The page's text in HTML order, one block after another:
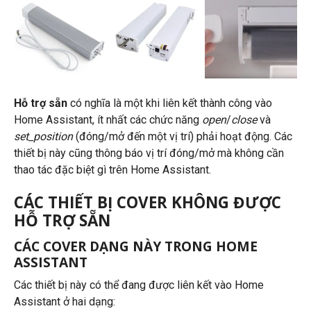
Hỗ trợ sẵncó nghĩa là một khi liên kết thành công vào
Home Assistant, ít nhất các chức năng open/closevà
set_position(đóng/mở đến một vị trí) phải hoạt động. Các
thiết bị này cũng thông báo vị trí đóng/mở mà không cần
thao tác đặc biệt gì trên Home Assistant.
CÁC THIẾT BỊ COVER KHÔNG ĐƯỢC
HỖ TRỢ SẴN
CÁC COVER DẠNG NÀY TRONG HOME
ASSISTANT
Các thiết bị này có thể đang được liên kết vào Home
Assistant ở hai dạng: